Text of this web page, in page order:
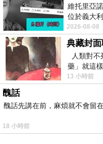
於是我也參考了其他
V2系列 舒適毛料暖冬
箱文及心得分享!
找了很多【PONY】
暖冬慢跑鞋-藍-紫紅-
維托里亞
位於義大
用以紀念
2026-08-08
典藏封面
人類對不
藥」就這
停止衰老
13 小時前
醜話
醜話先講在前，麻煩就不會留在
18 小時前